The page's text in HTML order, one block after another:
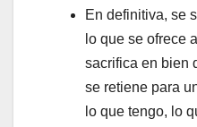
En definitiva, se
lo que se ofrece
sacrifica en bien
se retiene para
lo que tengo, lo